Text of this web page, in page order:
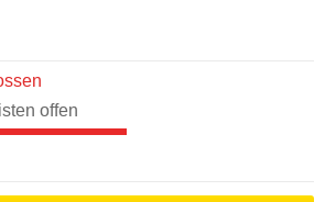
offen